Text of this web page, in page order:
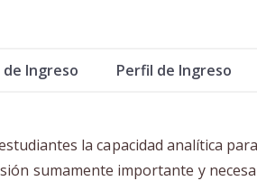
Ingreso Perfil de Ingreso
la capacidad analítica
sumamente importante y